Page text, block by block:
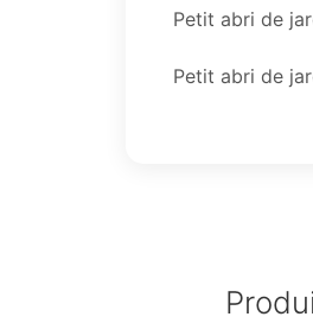
Petit abri de
Petit abri de